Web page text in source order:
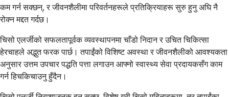
कम गर्न सक्छन्, र जीवनशैलीमा परिवर्तनहरूले प्रतिक्रियाहरू सुरु हुनु अघि नै
रोक्न मद्दत गर्दछ।
चिसो एलर्जीको सफलतापूर्वक व्यवस्थापनमा चाँडो निदान र उचित चिकित्सा
हेरचाहले अद्भुत फरक पार्छ। तपाईंको विशिष्ट अवस्था र जीवनशैलीको आवश्यकता
अनुसार उत्तम उपचार पद्धति पत्ता लगाउन आफ्नो स्वास्थ्य सेवा प्रदायकसँग काम
गर्न हिचकिचाउनु हुँदैन।